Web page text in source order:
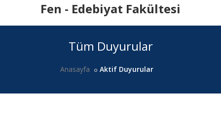
Fen - Edebiyat Fakültesi
Tüm Duyurular
Anasayfa Aktif Duyurular